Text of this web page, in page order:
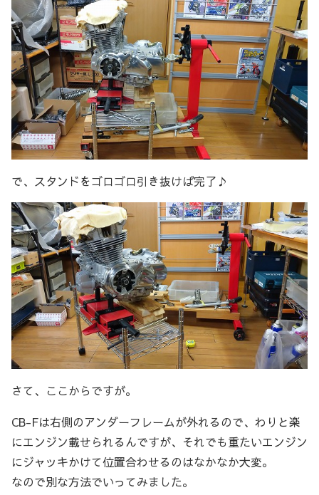
で、スタンドをゴロゴロ引き抜けば完了♪
さて、ここからですが。
CB-Fは右側のアンダーフレームが外れるので、わりと楽
にエンジン載せられるんですが、それでも重たいエンジン
にジャッキかけて位置合わせるのはなかなか大変。
なので別な方法でいってみました。